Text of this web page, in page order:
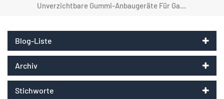
Unverzichtbare Gummi-Anbaugeräte Für Gabelstapler: Steigern Sie Die Effizienz Im Lager Und Die Ladungssicherheit
Blog-Liste
Archiv
Stichworte